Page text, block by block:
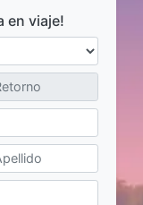
en viaje!